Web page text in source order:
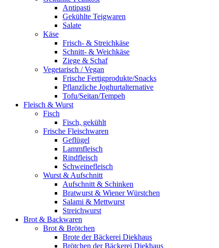
Antipasti
Gekühlte Teigwaren
Salate
Käse
Frisch- & Streichkäse
Schnitt- & Weichkäse
Ziege & Schaf
Vegetarisch / Vegan
Frische Fertigprodukte/Snacks
Pflanzliche Joghurtalternative
Tofu/Seitan/Tempeh
Fleisch & Wurst
Fisch
Fisch, gekühlt
Frische Fleischwaren
Geflügel
Lammfleisch
Rindfleisch
Schweinefleisch
Wurst & Aufschnitt
Aufschnitt & Schinken
Bratwurst & Wiener Würstchen
Salami & Mettwurst
Streichwurst
Brot & Backwaren
Brot & Brötchen
Brote der Bäckerei Diekhaus
Brötchen der Bäckerei Diekhaus